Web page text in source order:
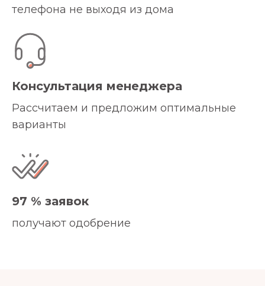
телефона не выходя из дома
Консультация менеджера
Рассчитаем и предложим оптимальные
варианты
97 % заявок
получают одобрение